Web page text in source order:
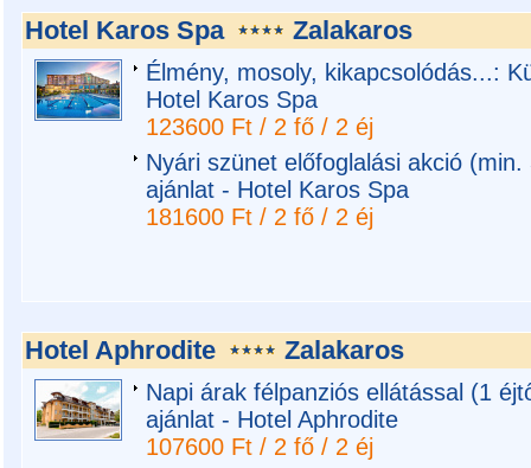
Hotel Karos Spa Zalakaros
Élmény, mosoly, kikapcsolódás...:
Hotel Karos Spa
123600 Ft / 2 fő / 2 éj
Nyári szünet előfoglalási akció
ajánlat - Hotel Karos Spa
181600 Ft / 2 fő / 2 éj
Hotel Aphrodite Zalakaros
Napi árak félpanziós ellátással (1
ajánlat - Hotel Aphrodite
107600 Ft / 2 fő / 2 éj